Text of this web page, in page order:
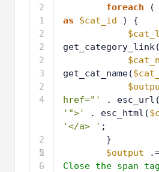
2
1
2
2
2
3
2
4
2
5
2
6
foreach
(
as
$cat_id
) {
get_category_link(
get_cat_name(
href="'
. esc_url(
'">'
. esc_html(
'</a> ' ;
}
$output
Close the span